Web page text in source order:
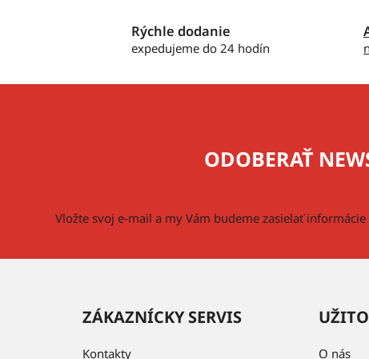
Rýchle dodanie
expedujeme do 24 hodín
ODOBERAŤ
Vložte svoj e-mail a my Vám budeme zasielať
ZÁKAZNÍCKY SERVIS
Kontakty O nás